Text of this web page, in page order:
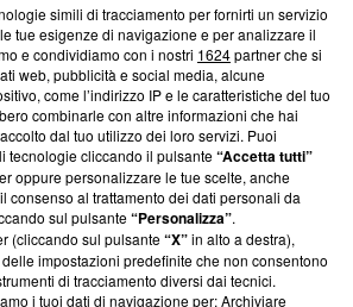
informazioni trasparenti su Blasting
editoriali e su come ci impegniamo a
Inoltre, afferma la nostra aderenza a
with Integrity’Blasting News non è
ma ha richiesto di farne
ha ancora effettuato una verifica di
simili di tracciamento per fornirti un servizio
tue esigenze di navigazione e per analizzare il
e condividiamo con i nostri 1624partner che si
web, pubblicità e social media, alcune
come l’indirizzo IP e le caratteristiche del tuo
combinarle con altre informazioni che hai
dal tuo utilizzo dei loro servizi. Puoi
tecnologie cliccando il pulsante“Accetta tutti”
oppure personalizzare le tue scelte, anche
consenso al trattamento dei dati personali da
sul pulsante“Personalizza”.
(cliccando sul pulsante“X”in alto a destra),
impostazioni predefinite che non consentono
di tracciamento diversi dai tecnici.
i tuoi dati di navigazione per: Archiviare